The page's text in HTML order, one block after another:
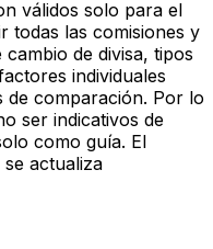
válidos solo para el
todas las comisiones y
de divisa, tipos
individuales
comparación. Por lo
ser indicativos de
como guía. El
actualiza